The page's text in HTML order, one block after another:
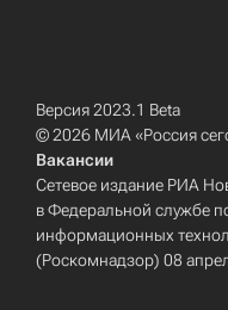
Версия 2023.1 Beta
© 2026 МИА «Россия
Вакансии
Сетевое издание РИА
в Федеральной службе
информационных
(Роскомнадзор) 08